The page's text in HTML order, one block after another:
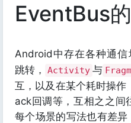
EventBus
Android中存在各种通信
跳转，
Activity 与
互，以及在某个耗时操
ack回调等，互相之之间
每个场景的写法也有差